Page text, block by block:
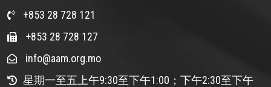
+853 28 728 121
+853 28 728 127
info@aam.org.mo
星期一至五上午9:30至下午1:00；下午2:30至下午